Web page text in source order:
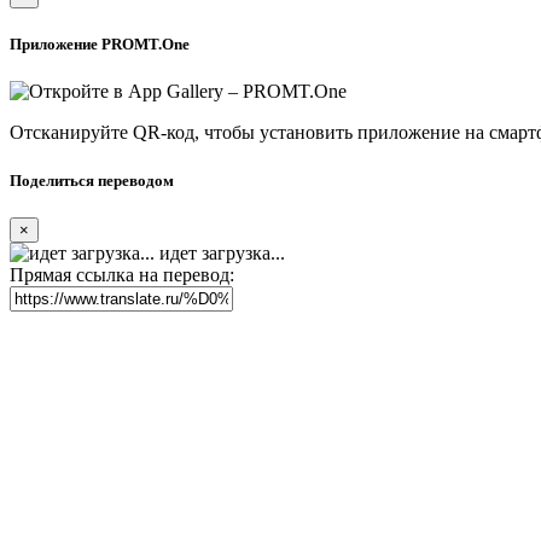
Приложение PROMT.One
Отсканируйте QR-код, чтобы установить приложение на
Поделиться переводом
×
идет загрузка...
Прямая ссылка на перевод: